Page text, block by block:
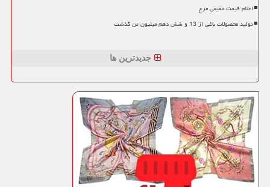
اعلام قیمت حقیقی مرغ
تولید محصولات باغی از 13 و شش دهم میلیون تن گذشت
جدیدترین ها